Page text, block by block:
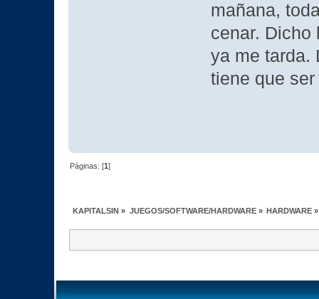
mañana,
cenar. Dicho
ya me tarda.
tiene que
Páginas: [1]
KAPITALSIN » JUEGOS/SOFTWARE/HARDWARE» HARDWARE»